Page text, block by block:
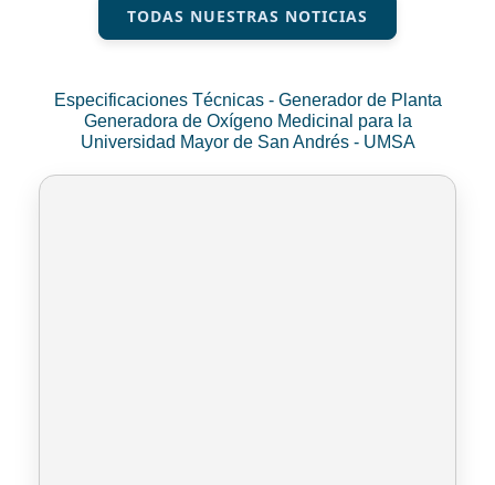
TODAS NUESTRAS NOTICIAS
Especificaciones Técnicas - Generador de Planta
Generadora de Oxígeno Medicinal para la
Universidad Mayor de San Andrés - UMSA